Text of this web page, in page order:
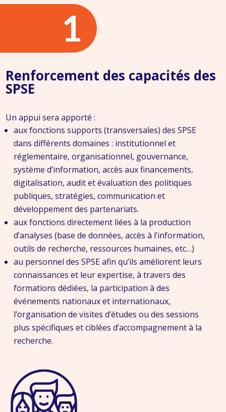
Renforcement des capacités des
SPSE
Un appui sera apporté :
aux fonctions supports (transversales) des SPSE
dans différents domaines : institutionnel et
réglementaire, organisationnel, gouvernance,
système d’information, accès aux financements,
digitalisation, audit et évaluation des politiques
publiques, stratégies, communication et
développement des partenariats.
aux fonctions directement liées à la production
d’analyses (base de données, accès à l’information,
outils de recherche, ressources humaines, etc…)
au personnel des SPSE afin qu’ils améliorent leurs
connaissances et leur expertise, à travers des
formations dédiées, la participation à des
événements nationaux et internationaux,
l’organisation de visites d’études ou des sessions
plus spécifiques et ciblées d’accompagnement à la
recherche.